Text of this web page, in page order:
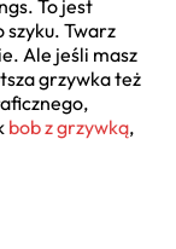
To jest
Twarz
Ale jeśli masz
grzywka też
bob z grzywką,